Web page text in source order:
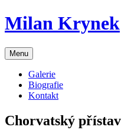
Skip
to
Milan Krynek
Menu
Galerie
Biografie
Kontakt
Chorvatský přístav